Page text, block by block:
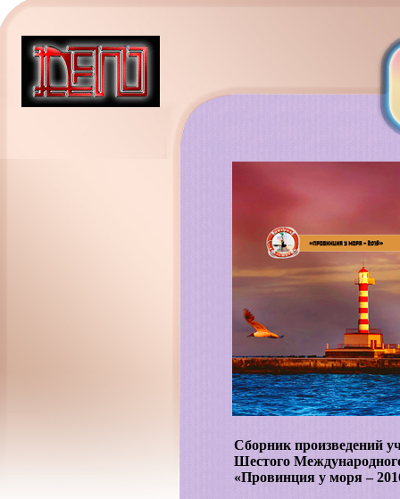
Сборник произведений
Шестого
«Провинция у моря –